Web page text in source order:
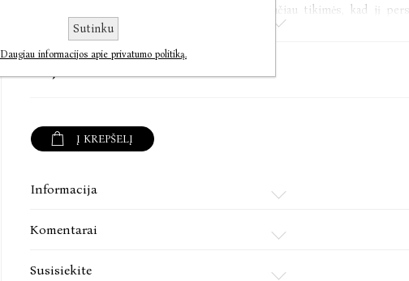
neatsakantis į viską, kas neduoda ramybės, tačiau tikimės, kad jį
ramiau, rasi žinių ir patarimų ir svarbiausia – imsi labiau pasitikėti
rinkinys įkvėps drąsiau klausti ir ieškoti atsakymų! Galbūt šis
suaugusiesiems, mokantis, kaip galima atsakyti į klausimus
Į KREPŠELĮ
Informacija
Komentarai
Susisiekite
Sutinku
Daugiau informacijos apie privatumo politiką.